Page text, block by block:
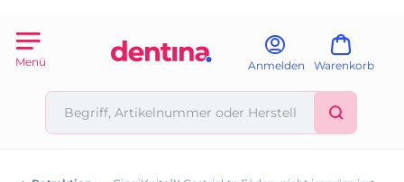
Menü Anmelden Warenkorb